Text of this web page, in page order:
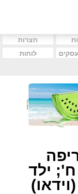
חצרות
לוחות
ילד